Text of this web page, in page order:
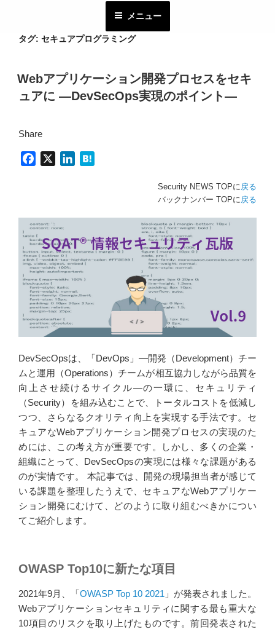
メニュー
タグ: セキュアプログラミング
Webアプリケーション開発プロセスをセキ
ュアに ―DevSecOps実現のポイント―
Share
b
o
o
k
e
I
n
n
Security NEWS TOPに 戻る
バックナンバー TOPに 戻る
DevSecOpsは、「DevOps」―開発（Development）チー
ムと運用（Operations）チームが相互協力しながら品質を
向上させ続けるサイクル―の一環に、セキュリティ
（Security）を組み込むことで、トータルコストを低減し
つつ、さらなるクオリティ向上を実現する手法です。セ
キュアなWebアプリケーション開発プロセスの実現のた
めには、この考え方が重要です。しかし、多くの企業・
組織にとって、DevSecOpsの実現には様々な課題がある
のが実情です。 本記事では、開発の現場担当者が感じて
いる課題を整理したうえで、セキュアなWebアプリケー
ション開発にむけて、どのように取り組むべきかについ
てご紹介します。
OWASP Top10に新たな項目
2021年9月、「OWASP Top 10 2021 」が発表されました。
Webアプリケーションセキュリティに関する最も重大な
10項目のリスクを取り上げたものです。前回発表された